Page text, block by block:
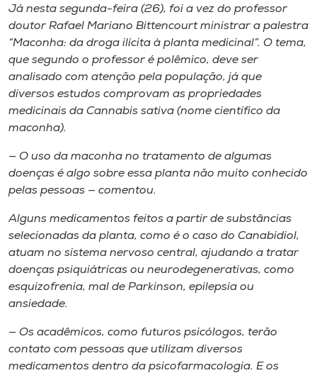
Já nesta segunda-feira (26), foi a vez do professor
doutor Rafael Mariano Bittencourt ministrar a palestra
“Maconha: da droga ilícita à planta medicinal”. O tema,
que segundo o professor é polêmico, deve ser
analisado com atenção pela população, já que
diversos estudos comprovam as propriedades
medicinais da Cannabis sativa (nome científico da
maconha).
— O uso da maconha no tratamento de algumas
doenças é algo sobre essa planta não muito conhecido
pelas pessoas — comentou.
Alguns medicamentos feitos a partir de substâncias
selecionadas da planta, como é o caso do Canabidiol,
atuam no sistema nervoso central, ajudando a tratar
doenças psiquiátricas ou neurodegenerativas, como
esquizofrenia, mal de Parkinson, epilepsia ou
ansiedade.
— Os acadêmicos, como futuros psicólogos, terão
contato com pessoas que utilizam diversos
medicamentos dentro da psicofarmacologia. E os